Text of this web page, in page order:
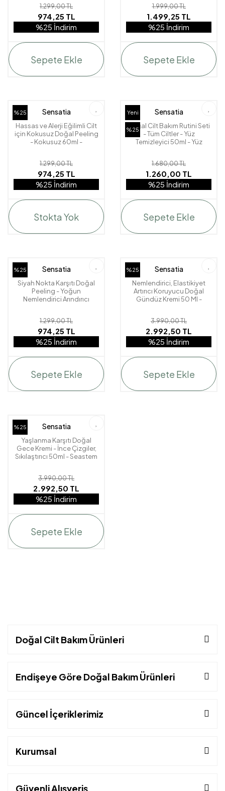
1.299,00 TL
974,25 TL
%25 İndirim
Sepete Ekle
1.999,00 TL
1.499,25 TL
%25 İndirim
Sepete Ekle
%25 Sensatia
Hassas ve Alerji Eğilimli Cilt
için Kokusuz Doğal Peeling
- Kokusuz 60ml -
1.299,00 TL
974,25 TL
%25 İndirim
Stokta Yok
Yeni
%25
Sensatia
Doğal Cilt Bakım Rutini Seti
- Tüm Ciltler - Yüz
Temizleyici 50ml - Yüz
1.680,00 TL
1.260,00 TL
%25 İndirim
Sepete Ekle
%25 Sensatia
Siyah Nokta Karşıtı Doğal
Peeling - Yoğun
Nemlendirici Arındırıcı
1.299,00 TL
974,25 TL
%25 İndirim
Sepete Ekle
%25 Sensatia
Nemlendirici, Elastikiyet
Artırıcı Koruyucu Doğal
Gündüz Kremi 50 Ml -
3.990,00 TL
2.992,50 TL
%25 İndirim
Sepete Ekle
%25 Sensatia
Yaşlanma Karşıtı Doğal
Gece Kremi - İnce Çizgiler,
Sıkılaştırıcı 50ml - Seastem
3.990,00 TL
2.992,50 TL
%25 İndirim
Sepete Ekle
Doğal Cilt Bakım Ürünleri
Endişeye Göre Doğal Bakım Ürünleri
Güncel İçeriklerimiz
Kurumsal
Güvenli Alışveriş